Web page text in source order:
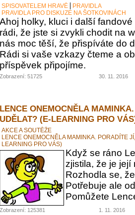
SPISOVATELEM HRAVĚ
PRAVIDLA
PRAVIDLA PRO DISKUZE NA ŠOTKOVINÁCH
Ahoj holky, kluci i další
rádi, že jste si zvykli chodit na
nás moc těší, že přispíváte do
Rádi si vaše vzkazy čteme a
příspěvek připojíme.
Zobrazení: 51725 30. 11. 2016
LENCE ONEMOCNĚLA
UDĚLAT? (E-LEARNING PRO
AKCE A SOUTĚŽE
LENCE ONEMOCNĚLA MAMINKA. PORADÍTE
LEARNING PRO VÁS)
Když se ráno
zjistila, že je její
Rozhodla se,
Potřebuje ale
Pomůžete
Zobrazení: 125381 1. 11. 2016